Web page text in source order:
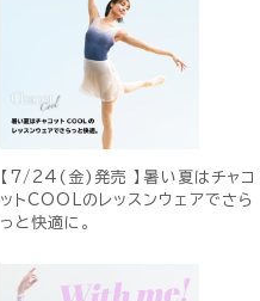
【7/24(金)発売 】暑い夏はチャコ
ットCOOLのレッスンウェアでさら
っと快適に。